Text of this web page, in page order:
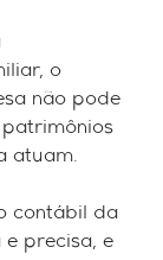
o
não pode
atuam.
contábil da
precisa, e